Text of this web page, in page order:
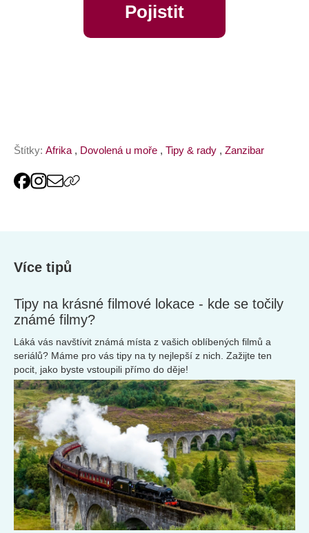
Pojistit
Štítky: Afrika , Dovolená u moře , Tipy & rady , Zanzibar
Více tipů
Tipy na krásné filmové lokace - kde se točily
známé filmy?
Láká vás navštívit známá místa z vašich oblíbených filmů a
seriálů? Máme pro vás tipy na ty nejlepší z nich. Zažijte ten
pocit, jako byste vstoupili přímo do děje!